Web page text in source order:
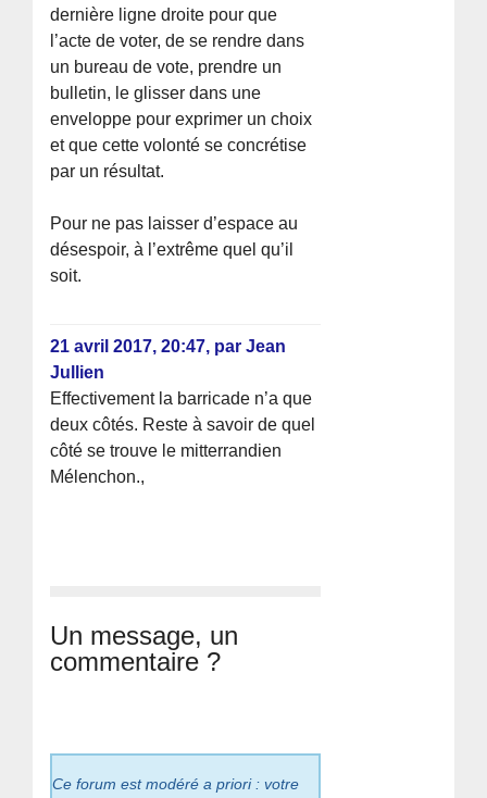
dernière ligne droite pour que
l’acte de voter, de se rendre dans
un bureau de vote, prendre un
bulletin, le glisser dans une
enveloppe pour exprimer un choix
et que cette volonté se concrétise
par un résultat.
Pour ne pas laisser d’espace au
désespoir, à l’extrême quel qu’il
soit.
21 avril 2017, 20:47, parJean
Jullien
Effectivement la barricade n’a que
deux côtés. Reste à savoir de quel
côté se trouve le mitterrandien
Mélenchon.,
Un message, un
commentaire ?
Ce forum est modéré a priori : votre